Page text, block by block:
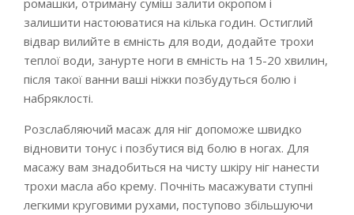
ромашки, отриману суміш залити окропом і
залишити настоюватися на кілька годин. Остиглий
відвар вилийте в ємність для води, додайте трохи
теплої води, занурте ноги в ємність на 15-20 хвилин,
після такої ванни ваші ніжки позбудуться болю і
набряклості.
Розслабляючий масаж для ніг допоможе швидко
відновити тонус і позбутися від болю в ногах. Для
масажу вам знадобиться на чисту шкіру ніг нанести
трохи масла або крему. Почніть масажувати ступні
легкими круговими рухами, поступово збільшуючи